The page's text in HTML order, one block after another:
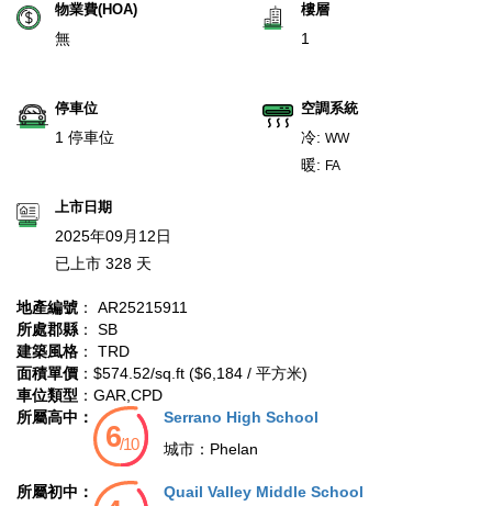
物業費(HOA)
無
樓層
1
停車位
1 停車位
空調系統
冷: WW
暖: FA
上市日期
2025年09月12日
已上市 328 天
地產編號 ： AR25215911
所處郡縣 ： SB
建築風格 ： TRD
面積單價 ：$574.52/sq.ft ($6,184 / 平方米)
車位類型 ：GAR,CPD
所屬高中：
Serrano High School
城市： Phelan
所屬初中：
Quail Valley Middle School